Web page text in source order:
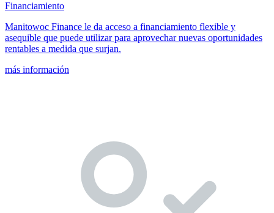
Financiamiento
Manitowoc Finance le da acceso a financiamiento flexible y
asequible que puede utilizar para aprovechar nuevas oportunidades
rentables a medida que surjan.
más información